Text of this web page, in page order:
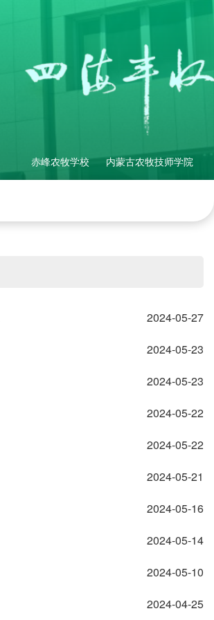
赤峰农牧学校 内蒙古农牧技师学院
2024-05-27
2024-05-23
2024-05-23
2024-05-22
2024-05-22
2024-05-21
2024-05-16
2024-05-14
2024-05-10
2024-04-25